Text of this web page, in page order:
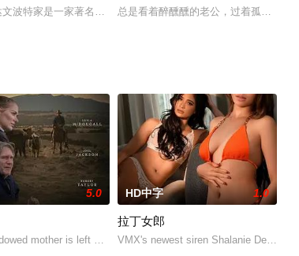
电影明星保持着情人关系，同时热衷于与陌生人的各种短
在图像上。名为Sarchis一个驼背在他的王国是一个弃
文波特家是一家著名的妓院，直到一个叫爱丽丝的年轻妓女在那
总是看着醉醺醺的老公，过着孤独的生
法般的故事。
命。悲愤的家属委托私家侦探追查真相，誓要找出躲在屏幕背
5.0
mother is left with the care of an alcoholic fath
HD中字 1.0
拉丁女郎
VMX's newest siren Shalanie De Vera